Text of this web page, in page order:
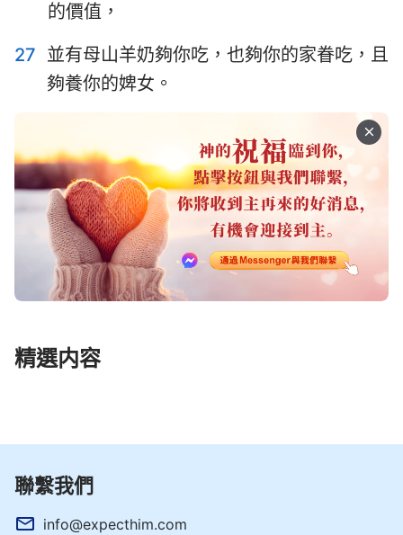
的價值，
27 並有母山羊奶夠你吃，也夠你的家眷吃，且
夠養你的婢女。
精選内容
聯繫我們
info@expecthim.com